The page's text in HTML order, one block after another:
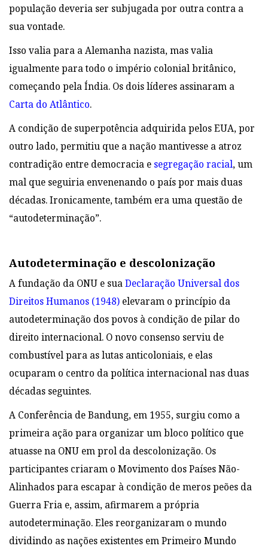
população deveria ser subjugada por outra contra a
sua vontade.
Isso valia para a Alemanha nazista, mas valia
igualmente para todo o império colonial britânico,
começando pela Índia. Os dois líderes assinaram a
Carta do Atlântico.
A condição de superpotência adquirida pelos EUA, por
outro lado, permitiu que a nação mantivesse a atroz
contradição entre democracia e segregação racial, um
mal que seguiria envenenando o país por mais duas
décadas. Ironicamente, também era uma questão de
“autodeterminação”.
Autodeterminação e descolonização
A fundação da ONU e suaDeclaração Universal dos
Direitos Humanos (1948) elevaram o princípio da
autodeterminação dos povos à condição de pilar do
direito internacional. O novo consenso serviu de
combustível para as lutas anticoloniais, e elas
ocuparam o centro da política internacional nas duas
décadas seguintes.
A Conferência de Bandung, em 1955, surgiu como a
primeira ação para organizar um bloco político que
atuasse na ONU em prol da descolonização. Os
participantes criaram o Movimento dos Países Não-
Alinhados para escapar à condição de meros peões da
Guerra Fria e, assim, afirmarem a própria
autodeterminação. Eles reorganizaram o mundo
dividindo as nações existentes em Primeiro Mundo